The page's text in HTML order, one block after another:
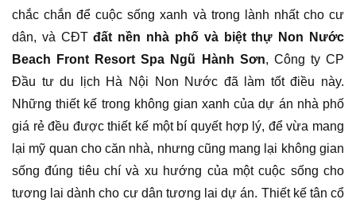
chắc chắn để cuộc sống xanh và trong lành nhất cho cư
dân, và CĐTđất nền nhà phố và biệt thự Non Nước
Beach Front Resort Spa Ngũ Hành Sơn, Công ty CP
Đầu tư du lịch Hà Nội Non Nước đã làm tốt điều này.
Những thiết kế trong không gian xanh của dự án nhà phố
giá rẻ đều được thiết kế một bí quyết hợp lý, để vừa mang
lại mỹ quan cho căn nhà, nhưng cũng mang lại không gian
sống đúng tiêu chí và xu hướng của một cuộc sống cho
tương lai dành cho cư dân tương lai dự án. Thiết kế tân cổ